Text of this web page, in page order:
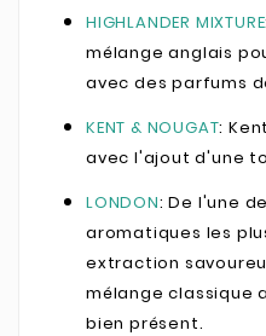
HIGHLANDER MIXTURE
mélange anglais
avec des parfums
KENT & NOUGAT:
avec l'ajout d'une
LONDON: De l'une
aromatiques les
extraction
mélange classique
bien présent.